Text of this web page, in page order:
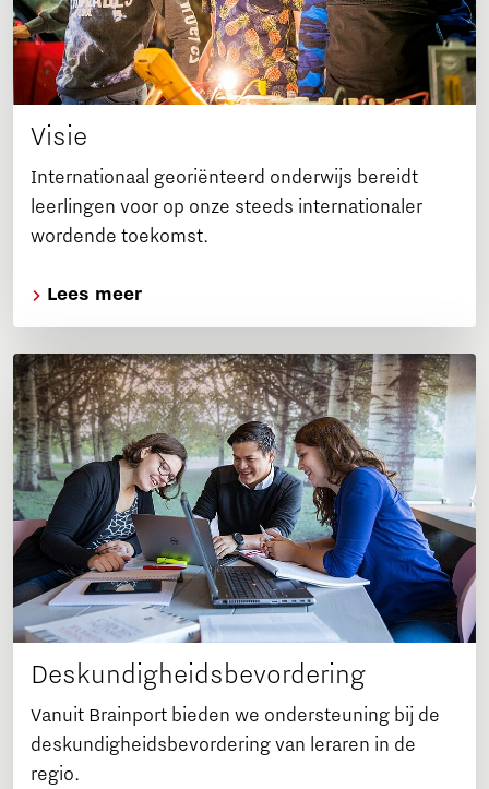
Visie
Internationaal georiënteerd onderwijs bereidt
leerlingen voor op onze steeds internationaler
wordende toekomst.
Lees meer
Deskundigheidsbevordering
Vanuit Brainport bieden we ondersteuning bij de
deskundigheidsbevordering van leraren in de
regio.